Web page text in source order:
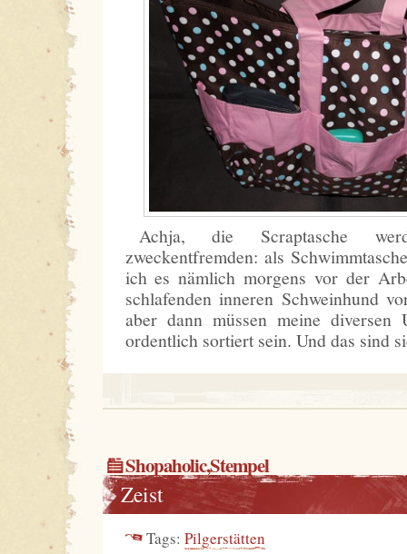
Achja, die Scraptasche
zweckentfremden: als
ich es nämlich morgens vor der
schlafenden inneren Schweinhund
aber dann müssen meine diversen
ordentlich sortiert sein. Und das sind
Shopaholic,Stempel
Zeist
Tags: Pilgerstätten